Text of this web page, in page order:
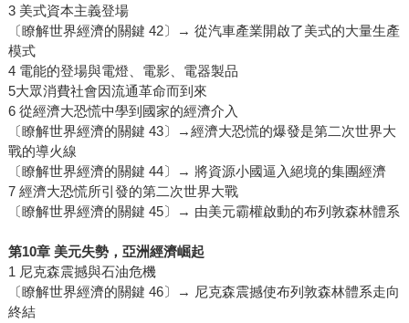
3 美式資本主義登場
〔瞭解世界經濟的關鍵 42〕→ 從汽車產業開啟了美式的大量生產
模式
4 電能的登場與電燈、電影、電器製品
5大眾消費社會因流通革命而到來
6 從經濟大恐慌中學到國家的經濟介入
〔瞭解世界經濟的關鍵 43〕→經濟大恐慌的爆發是第二次世界大
戰的導火線
〔瞭解世界經濟的關鍵 44〕→ 將資源小國逼入絕境的集團經濟
7 經濟大恐慌所引發的第二次世界大戰
〔瞭解世界經濟的關鍵 45〕→ 由美元霸權啟動的布列敦森林體系
第10章 美元失勢，亞洲經濟崛起
1 尼克森震撼與石油危機
〔瞭解世界經濟的關鍵 46〕→ 尼克森震撼使布列敦森林體系走向
終結